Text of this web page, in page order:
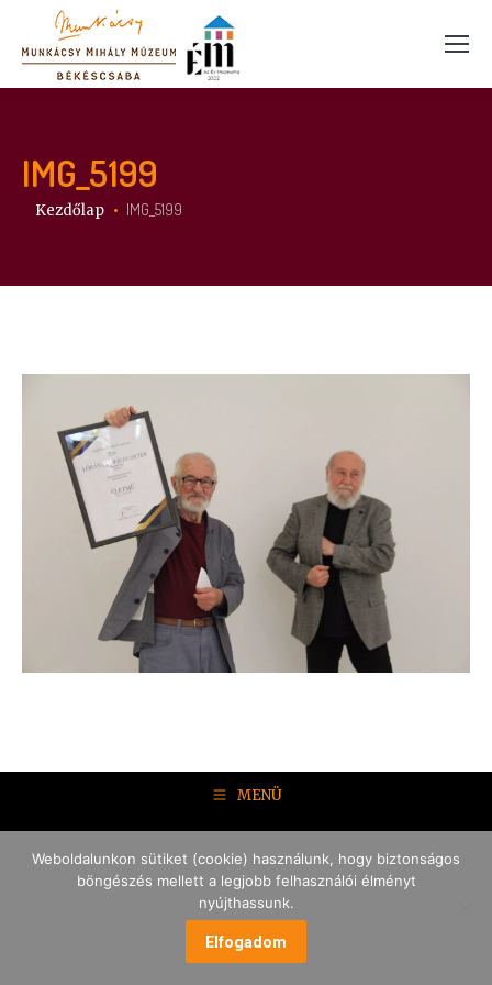
IMG_5199
Itt vagy:
Kezdőlap IMG_5199
MENÜ
Weboldalunkon sütiket (cookie) használunk, hogy biztonságos
böngészés mellett a legjobb felhasználói élményt
nyújthassunk.
Elfogadom